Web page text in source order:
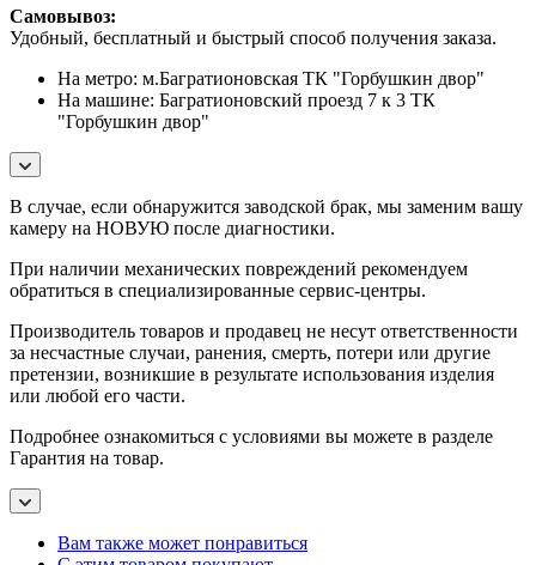
Самовывоз:
Удобный, бесплатный и быстрый способ получения заказа.
На метро: м.Багратионовская ТК "Горбушкин двор"
На машине: Багратионовский проезд 7 к 3 ТК
"Горбушкин двор"
В случае, если обнаружится заводской брак, мы заменим вашу
камеру на НОВУЮ после диагностики.
При наличии механических повреждений рекомендуем
обратиться в специализированные сервис-центры.
Производитель товаров и продавец не несут ответственности
за несчастные случаи, ранения, смерть, потери или другие
претензии, возникшие в результате использования изделия
или любой его части.
Подробнее ознакомиться с условиями вы можете в разделе
Гарантия на товар.
Вам также может понравиться